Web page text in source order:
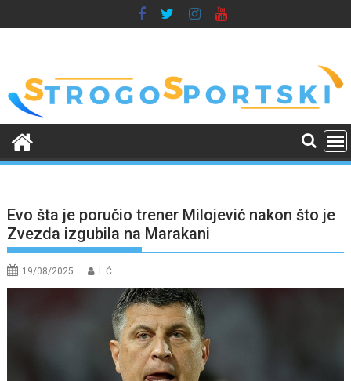
to
Evo šta je poručio trener Milojević nakon što je
Zvezda izgubila na Marakani
19/08/2025 I. Ć.